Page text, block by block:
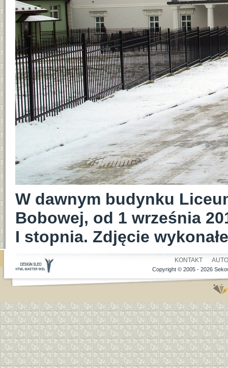
W dawnym budynku
Bobowej, od 1 września
I stopnia. Zdjęcie
KONTAKT
Copyright © 2005 - 2026